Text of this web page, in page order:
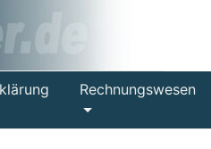
Rechnungswesen